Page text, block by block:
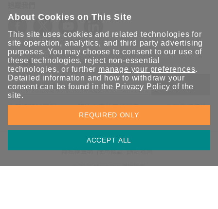
保持聯繫
送出
立即訂閱以獲得 Moxa 解決方案的最新消息。Moxa 非常重視您的
隱私權，我們絕不會將您的電子郵件提供給任何人。
隱私權聲明 使用條款 網站地圖
© 2026 Moxa Inc. 版權所有
About Cookies on This Site
This site uses cookies and related technologies for
site operation, analytics, and third party advertising
purposes. You may choose to consent to our use of
these technologies, reject non-essential
technologies, or further manage your preferences.
Detailed information and how to withdraw your
consent can be found in the Privacy Policy of the
site.
ACCEPT ALL
REQUIRED ONLY